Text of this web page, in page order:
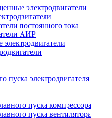
электродвигатели
постоянного тока
АИР
пуска электродвигателя
пуска компрессора
пуска вентилятора